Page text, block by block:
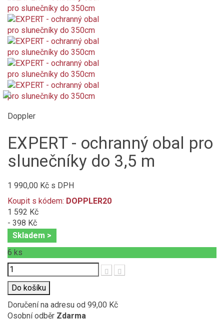
Doppler
EXPERT - ochranný obal pro
slunečníky do 3,5 m
1 990,00 Kč s DPH
Koupit s kódem: DOPPLER20
1 592 Kč
- 398 Kč
Skladem >
6 ks
Počet
Do košíku
Doručení na adresu od 99,00 Kč
Osobní odběr Zdarma